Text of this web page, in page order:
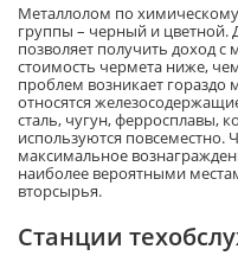
Металлолом по
группы – черный и цветной.
позволяет получить доход
стоимость чермета ниже,
проблем возникает
относятся
сталь, чугун, ферросплавы,
используются повсеместно.
максимальное
наиболее вероятными
вторсырья.
Станции